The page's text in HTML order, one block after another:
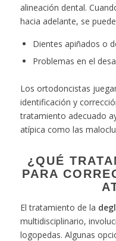
alineación dental.
hacia adelante, se
Dientes apiñados o
Problemas en el
Los ortodoncistas
identificación y
tratamiento adecuado
atípica como las
¿QUÉ
PARA
El tratamiento de la
multidisciplinario,
logopedas. Algunas